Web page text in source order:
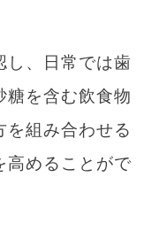
し、日常では歯
糖を含む飲食物
を組み合わせる
高めることがで